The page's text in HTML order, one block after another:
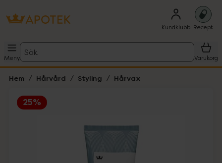
Kundklubb Recept
Meny
Sök
Varukorg
Hem Hårvård Styling Hårvax
25%
Lista: . Innehåller 1 objekt.